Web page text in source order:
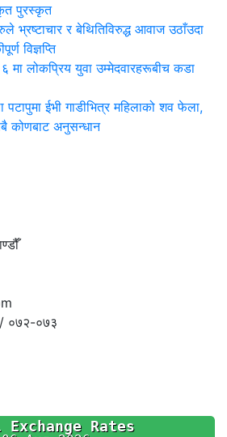
पुरस्कृत
भ्रष्टाचार र बेथितिविरुद्ध आवाज उठाँउदा
विज्ञप्ति
मा लोकप्रिय युवा उम्मेदवारहरूबीच कडा
ईभी गाडीभित्र महिलाको शव फेला,
कोणबाट अनुसन्धान
०७२-०७३